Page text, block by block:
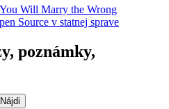
Will Marry the Wrong
Source v statnej sprave
poznámky,